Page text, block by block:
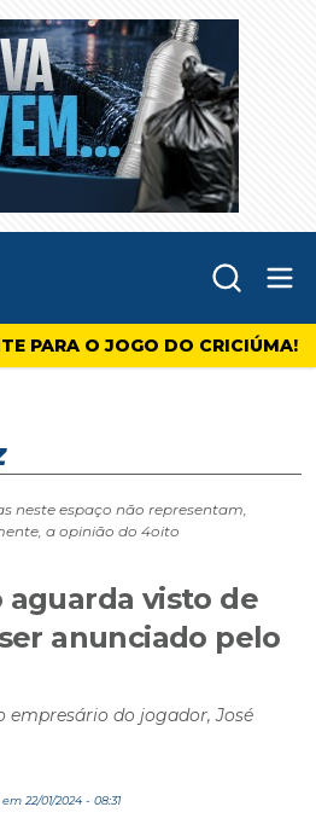
PARA O JOGO DO CRICIÚMA!
neste espaço não representam,
a opinião do 4oito
aguarda visto de
anunciado pelo
empresário do jogador, José
22/01/2024 - 08:31